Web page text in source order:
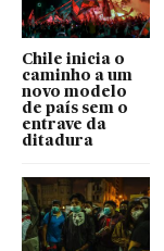
Chile inicia o
caminho a um
novo modelo
de país sem o
entrave da
ditadura